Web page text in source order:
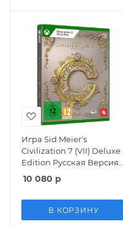
Игра Sid Meier's
Civilization 7 (VII) Deluxe
Edition Русская Версия
(Xbox One/Series X)
10 080 р
В КОРЗИНУ